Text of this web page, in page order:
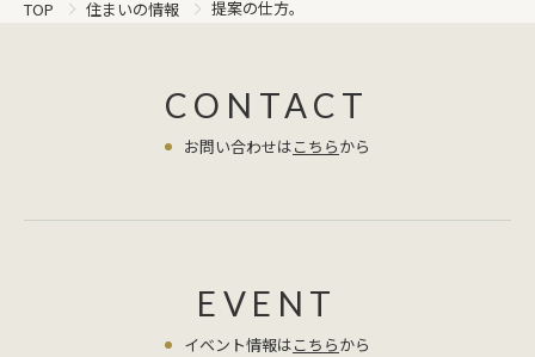
TOP 住まいの情報 提案の仕方。
CONTACT
お問い合わせはこちらから
EVENT
イベント情報はこちらから